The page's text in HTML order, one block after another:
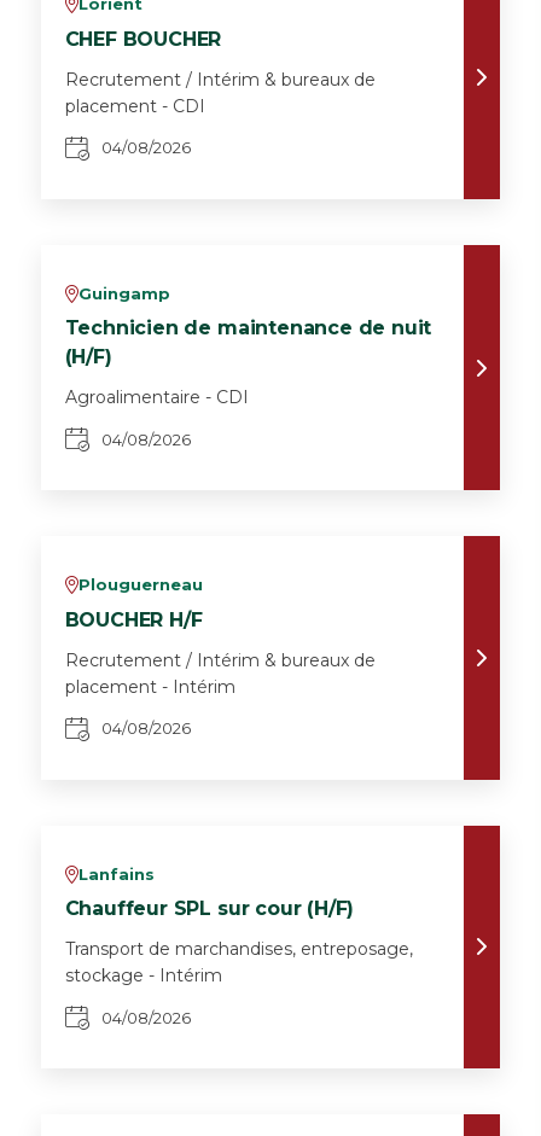
vLorient
CHEF BOUCHER
Recrutement / Intérim & bureaux de
placement - CDI
04/08/2026
vGuingamp
Technicien de maintenance de nuit
(H/F)
Agroalimentaire - CDI
04/08/2026
vPlouguerneau
BOUCHER H/F
Recrutement / Intérim & bureaux de
placement - Intérim
04/08/2026
vLanfains
Chauffeur SPL sur cour (H/F)
Transport de marchandises, entreposage,
stockage - Intérim
04/08/2026